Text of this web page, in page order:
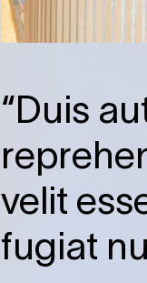
“Duis
velit
fugiat